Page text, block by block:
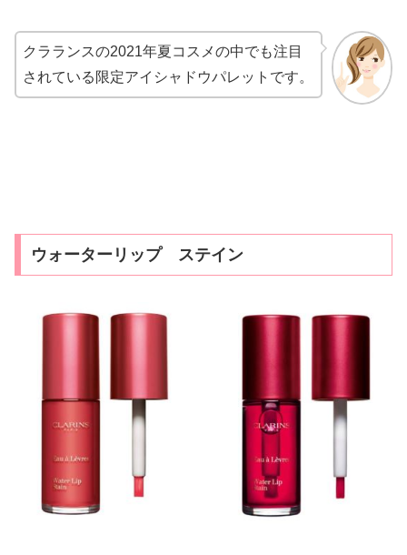
クラランスの2021年夏コスメの中でも注目
されている限定アイシャドウパレットです。
ウォーターリップ ステイン